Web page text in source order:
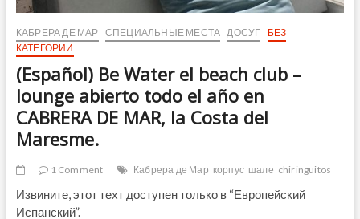
КАБРЕРА ДЕ МАР СПЕЦИАЛЬНЫЕ МЕСТА ДОСУГ
БЕЗ
КАТЕГОРИИ
(Español) Be Water el beach club –
lounge abierto todo el año en
CABRERA DE MAR, la Costa del
Maresme.
1 Comment Кабрера де Мар корпус шале chiringuitos
Извините, этот техт доступен только в “Европейский
Испанский”.